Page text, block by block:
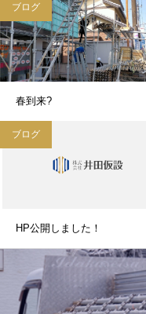
ブログ
春到来?
ブログ
HP公開しました！